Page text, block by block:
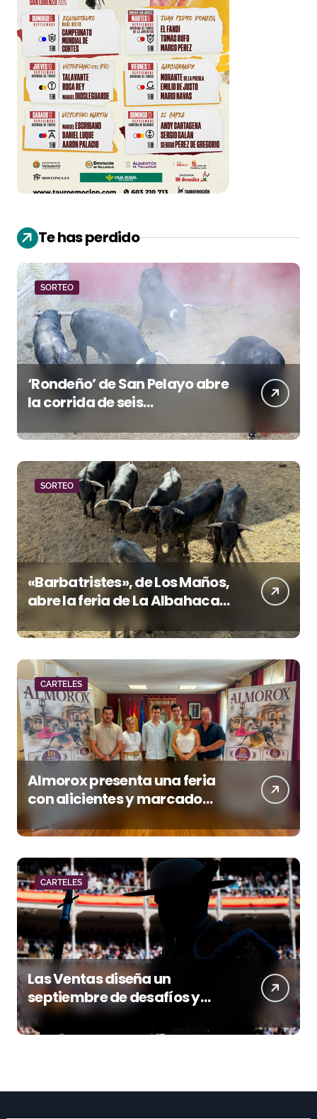
Te has perdido
SORTEO
‘Rondeño’ de San Pelayo abre
la corrida de seis
rejoneadores en El Puerto de
Santa María esta noche
SORTEO
«Barbatristes», de Los Maños,
abre la feria de La Albahaca
de Huesca
CARTELES
Almorox presenta una feria
con alicientes y marcado
acento torista
CARTELES
Las Ventas diseña un
septiembre de desafíos y
variedad ganadera